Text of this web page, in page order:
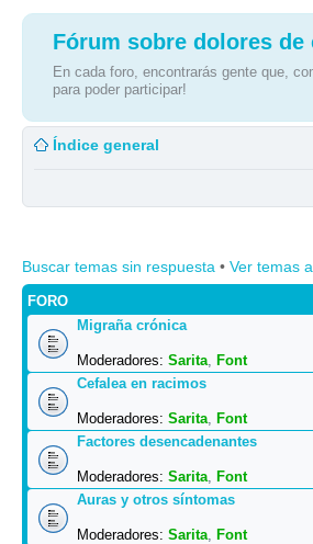
Fórum sobre dolores de
En cada foro, encontrarás gente que,
para poder participar!
Índice general
Buscar temas sin respuesta • Ver temas
FORO
Migraña crónica
Moderadores: Sarita, Font
Cefalea en racimos
Moderadores: Sarita, Font
Factores desencadenantes
Moderadores: Sarita, Font
Auras y otros síntomas
Moderadores: Sarita, Font